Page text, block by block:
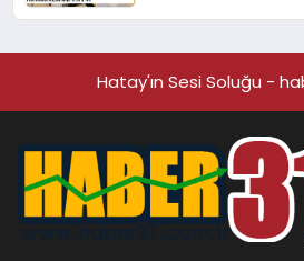
Hatay'ın Sesi Soluğu -